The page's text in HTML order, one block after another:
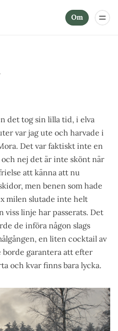
Om
det tog sin lilla tid, i elva
var jag ute och harvade i
Det var faktiskt inte en
nej det är inte skönt när
att känna att nu
men benen som hade
milen slutade inte helt
viss linje har passerats. Det
de införa någon slags
en liten cocktail av
garantera att efter
och kvar finns bara lycka.